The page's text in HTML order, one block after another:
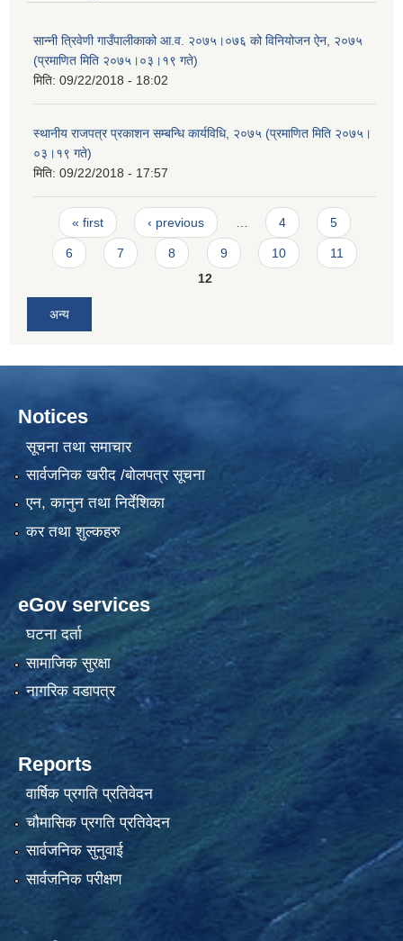
सान्नी त्रिवेणी गाउँपालीकाको आ‍.व. २०७५।०७६ को विनियोजन ऐन, २०७५
(प्रमाणित मिति २०७५।०३।१९ गते)
मिति: 09/22/2018 - 18:02
स्थानीय राजपत्र प्रकाशन सम्बन्धि कार्यविधि, २०७५ (प्रमाणित मिति २०७५।
०३।१९ गते)
मिति: 09/22/2018 - 17:57
Pages
« first ‹ previous 4 5
6 7 8 9 10
11
12
अन्य
Notices
सूचना तथा समाचार
सार्वजनिक खरीद /बोलपत्र सूचना
एन, कानुन तथा निर्देशिका
कर तथा शुल्कहरु
eGov services
घटना दर्ता
सामाजिक सुरक्षा
नागरिक वडापत्र
Reports
वार्षिक प्रगति प्रतिवेदन
चौमासिक प्रगति प्रतिवेदन
सार्वजनिक सुनुवाई
सार्वजनिक परीक्षण